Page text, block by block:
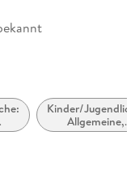
Kinder/
Allgemeine,
moderne und